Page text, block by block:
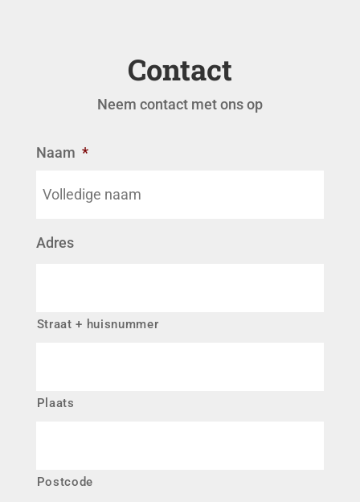
Contact
Neem contact met ons op
Naam *
Adres
Straat + huisnummer
Plaats
Postcode